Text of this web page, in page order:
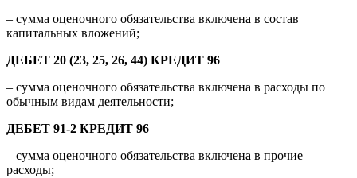
– сумма оценочного обязательства включена в состав
капитальных вложений;
ДЕБЕТ 20 (23, 25, 26, 44) КРЕДИТ 96
– сумма оценочного обязательства включена в расходы по
обычным видам деятельности;
ДЕБЕТ 91-2 КРЕДИТ 96
– сумма оценочного обязательства включена в прочие
расходы;